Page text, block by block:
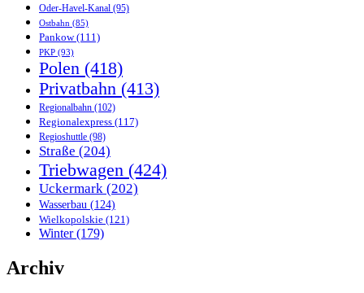
Oder-Havel-Kanal (95)
Ostbahn (85)
Pankow(111)
PKP (93)
Polen (418)
Privatbahn (413)
Regionalbahn (102)
Regionalexpress (117)
Regioshuttle (98)
Straße (204)
Triebwagen (424)
Uckermark (202)
Wasserbau (124)
Wielkopolskie (121)
Winter(179)
Archiv